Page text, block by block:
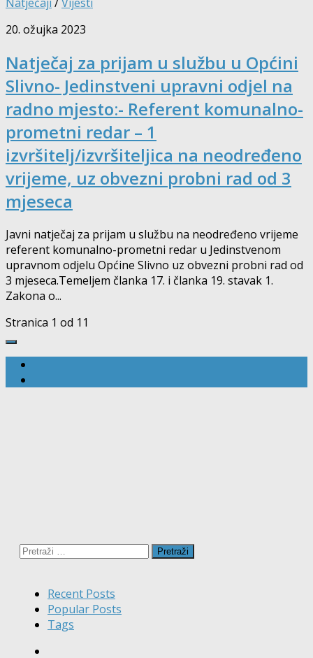
20. ožujka 2023
Natječaj za prijam u službu u Općini
Slivno- Jedinstveni upravni odjel na
radno mjesto:- Referent komunalno-
prometni redar – 1
izvršitelj/izvršiteljica na neodređeno
vrijeme, uz obvezni probni rad od 3
mjeseca
Javni natječaj za prijam u službu na neodređeno vrijeme
referent komunalno-prometni redar u Jedinstvenom
upravnom odjelu Općine Slivno uz obvezni probni rad od
3 mjeseca.Temeljem članka 17. i članka 19. stavak 1.
Zakona o...
Stranica 1 od 1 1
Pretraži:
Recent Posts
Popular Posts
Tags